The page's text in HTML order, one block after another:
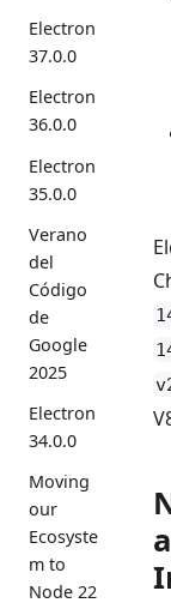
Electron
37.0.0
Electron
36.0.0
Electron
35.0.0
Verano
del
Código
de
Google
2025
Electron
34.0.0
Moving
our
Ecosyste
m to
Node 22